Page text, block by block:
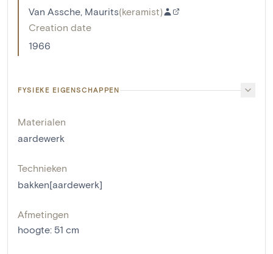
Van Assche, Maurits(keramist)
Creation date
1966
FYSIEKE EIGENSCHAPPEN
Materialen
aardewerk
Technieken
bakken[aardewerk]
Afmetingen
hoogte: 51 cm